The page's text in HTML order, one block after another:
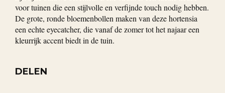
voor tuinen die een stijlvolle en verfijnde touch nodig hebben.
De grote, ronde bloemenbollen maken van deze hortensia
een echte eyecatcher, die vanaf de zomer tot het najaar een
kleurrijk accent biedt in de tuin.
DELEN